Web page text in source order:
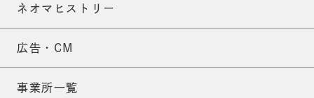
ネオマヒストリー
広告・CM
事業所一覧